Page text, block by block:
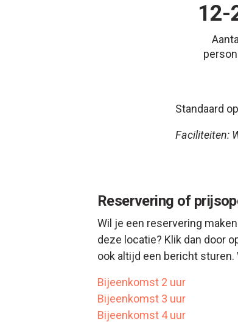
Aantal
12-
Standaard
Faciliteiten:
Reservering of
Wil je een reservering
deze locatie? Klik dan door
ook altijd een bericht sturen.
Bijeenkomst 2 uur
Bijeenkomst 3 uur
Bijeenkomst 4 uur